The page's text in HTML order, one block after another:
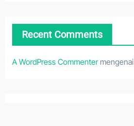
Recent Comments
A WordPress Commentermengenai